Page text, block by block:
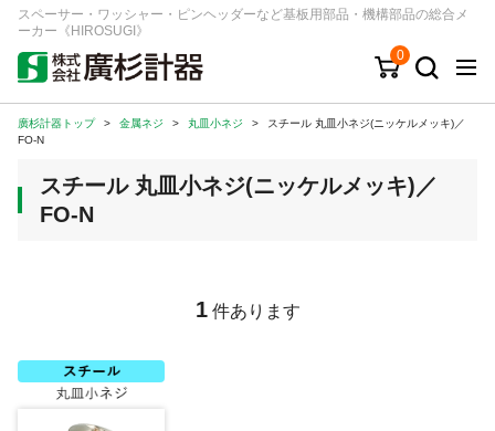
スペーサー・ワッシャー・ピンヘッダーなど基板用部品・機構部品の総合メ
ーカー《HIROSUGI》
0
キーワード 品番/シリーズ
商品カテゴリから探す
ジャンルから探す
注文・見積りについて
ご利用ガイド
廣杉計器トップ > 金属ネジ > 丸皿小ネジ >
スチール 丸皿小ネジ(ニッケルメッキ)／
FO-N
スチール 丸皿小ネジ(ニッケルメッキ)／
FO-N
1 件あります